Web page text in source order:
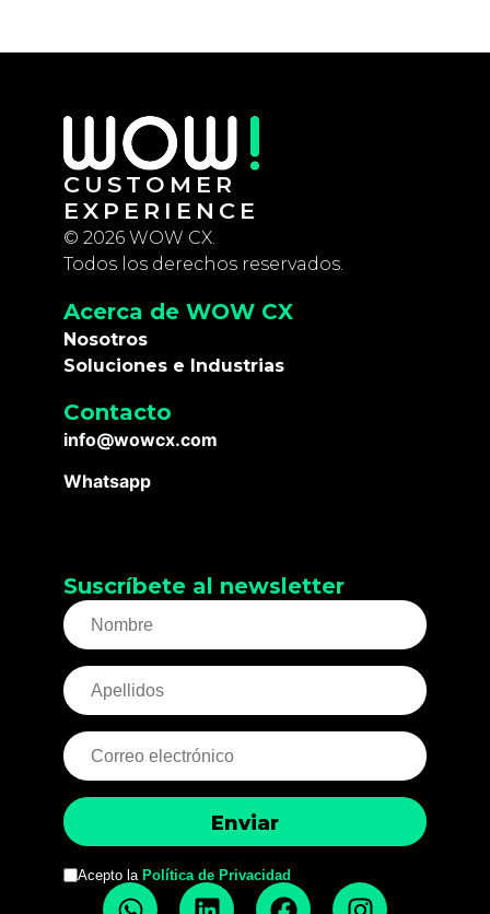
CUSTOMER
EXPERIENCE
© 2026 WOW CX.
Todos los derechos reservados.
Acerca de WOW CX
Nosotros
Soluciones e Industrias
Contacto
info@wowcx.com
Whatsapp
Suscríbete al newsletter
Acepto la Política de Privacidad